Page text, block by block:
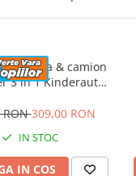
electrica & camion
3 in 1 Kinderauto
music player
RON309,00 RON
IN STOC
IN COS